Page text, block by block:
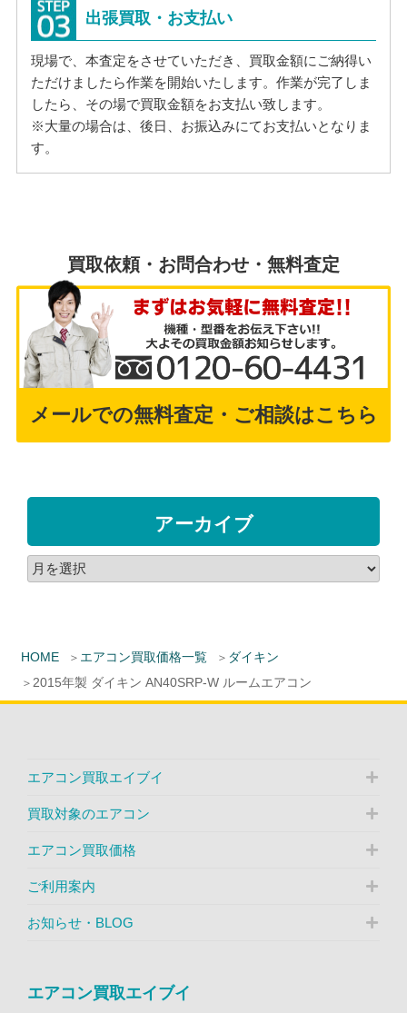
HOME エアコン買取価格一覧
ダイキン
2015年製 ダイキン AN40SRP-W ルームエアコン
出張買取・お支払い
現場で、本査定をさせていただき、買取金額にご納得い
ただけましたら作業を開始いたします。作業が完了しま
したら、その場で買取金額をお支払い致します。
※大量の場合は、後日、お振込みにてお支払いとなりま
す。
買取依頼・お問合わせ・無料査定
メールでの無料査定・ご相談はこちら
アーカイブ
エアコン買取エイブイ
買取対象のエアコン
エアコン買取価格
ご利用案内
お知らせ・BLOG
エアコン買取エイブイ